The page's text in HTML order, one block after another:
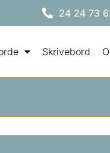
24 24 73
Skrivebord